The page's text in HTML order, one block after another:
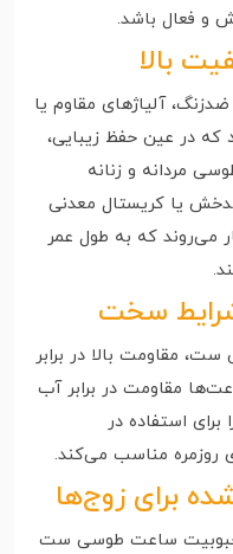
و فعال باشد.
بالا
آلیاژهای مقاوم یا
در عین حفظ زیبایی،
مردانه و زنانه
یا کریستال معدنی
می‌روند که به طول عمر
سخت
مقاومت بالا در برابر
مقاومت در برابر آب
را برای استفاده در
روزمره مناسب می‌کند.
برای زوج‌ها
ساعت طوسی ست